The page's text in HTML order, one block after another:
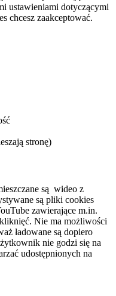
ustawieniami dotyczącymi
chcesz zaakceptować.
stronę)
są wideo z
są pliki cookies
zawierające m.in.
Nie ma możliwości
ładowane są dopiero
nie godzi się na
udostępnionych na